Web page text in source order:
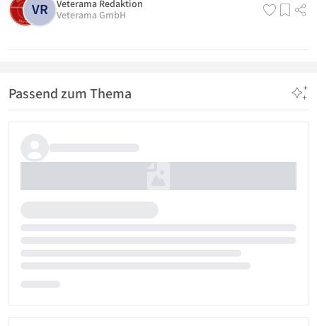
VR
Veterama Redaktion
Veterama GmbH
Passend zum Thema